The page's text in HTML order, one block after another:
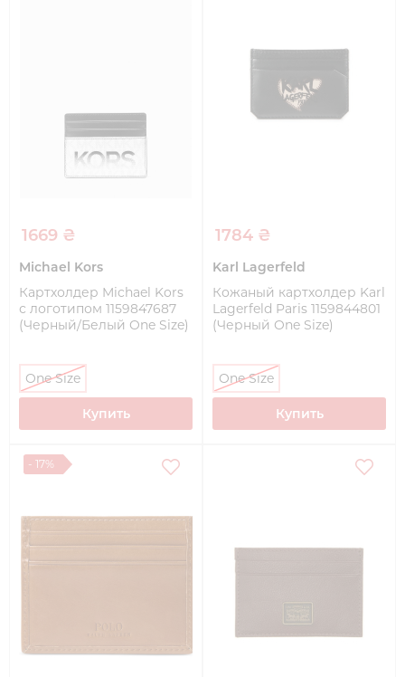
1669 ₴
Michael Kors
Картхолдер Michael Kors
с логотипом 1159847687
(Черный/Белый One Size)
One Size
Купить
1784 ₴
Karl Lagerfeld
Кожаный картхолдер Karl
Lagerfeld Paris 1159844801
(Черный One Size)
One Size
Купить
- 17%